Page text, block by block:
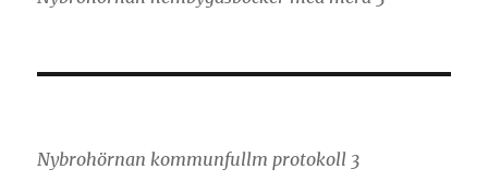
Nybrohörnan kommunfullm protokoll 3